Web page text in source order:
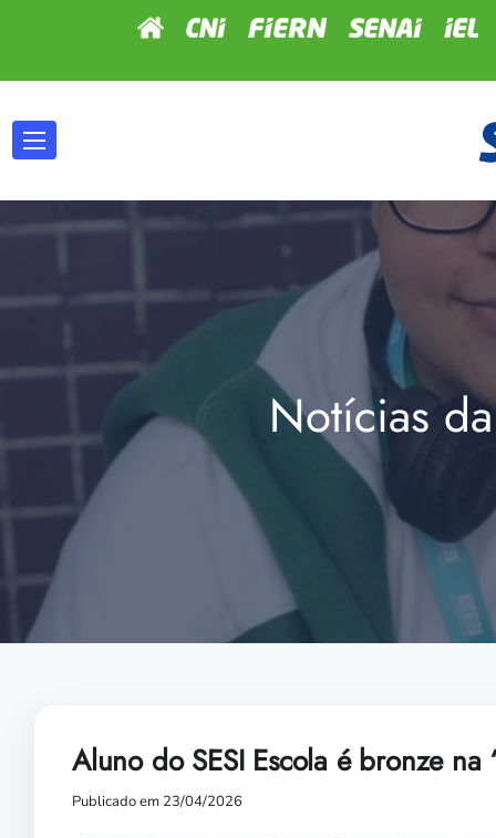
Notícias
Aluno do SESI Escola é bronze
Publicado em 23/04/2026